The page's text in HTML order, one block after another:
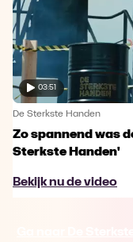
03:51
De Sterkste Handen
Zo spannend was
Sterkste Handen'
Bekijk nu de video